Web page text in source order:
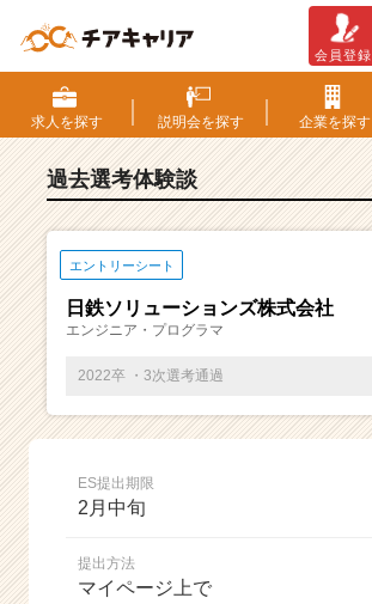
S・
選
考
験
ベ
ン
チ
ー・
成
ス
会員登録
求人を探す 説明会を探す 企業を探す
過去選考体験談
エントリーシート
日鉄ソリューションズ株式会社
エンジニア・プログラマ
2022卒 ・3次選考通過
ES提出期限
2月中旬
提出方法
マイページ上で